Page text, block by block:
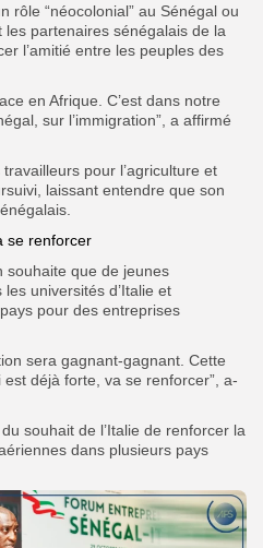
rôle “néocolonial” au Sénégal ou
partenaires sénégalais de la
l’amitié entre les peuples des
en Afrique. C’est dans notre
sur l’immigration”, a affirmé
pour l’agriculture et
laissant entendre que son
se renforcer
souhaite que de jeunes
universités d’Italie et
pour des entreprises
sera gagnant-gagnant. Cette
déjà forte, va se renforcer”, a-
souhait de l’Italie de renforcer la
dans plusieurs pays